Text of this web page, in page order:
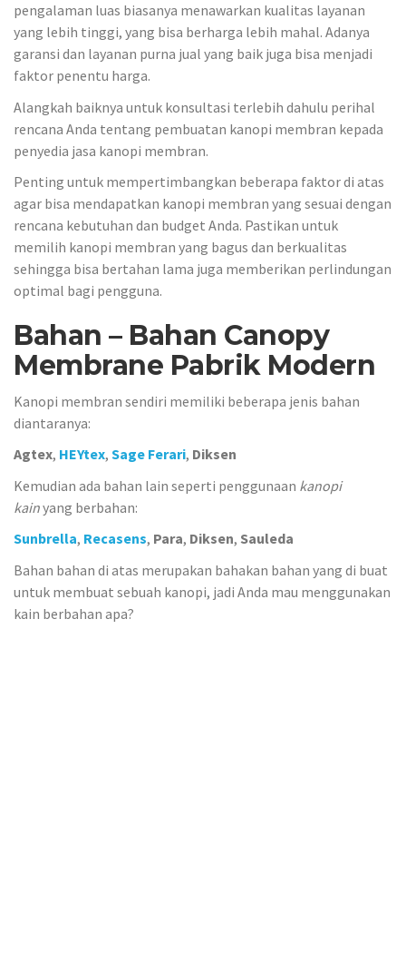
pengalaman luas biasanya menawarkan kualitas layanan
yang lebih tinggi, yang bisa berharga lebih mahal. Adanya
garansi dan layanan purna jual yang baik juga bisa menjadi
faktor penentu harga.
Alangkah baiknya untuk konsultasi terlebih dahulu perihal
rencana Anda tentang pembuatan kanopi membran kepada
penyedia jasa kanopi membran.
Penting untuk mempertimbangkan beberapa faktor di atas
agar bisa mendapatkan kanopi membran yang sesuai dengan
rencana kebutuhan dan budget Anda. Pastikan untuk
memilih kanopi membran yang bagus dan berkualitas
sehingga bisa bertahan lama juga memberikan perlindungan
optimal bagi pengguna.
Bahan – Bahan Canopy
Membrane Pabrik Modern
Kanopi membran sendiri memiliki beberapa jenis bahan
diantaranya:
Agtex, HEYtex, Sage Ferari, Diksen
Kemudian ada bahan lain seperti penggunaan kanopi
kainyang berbahan:
Sunbrella, Recasens, Para, Diksen, Sauleda
Bahan bahan di atas merupakan bahakan bahan yang di buat
untuk membuat sebuah kanopi, jadi Anda mau menggunakan
kain berbahan apa?